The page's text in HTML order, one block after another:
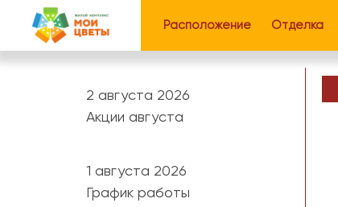
Расположение Отделка
2 августа 2026
Акции августа
1 августа 2026
График работы